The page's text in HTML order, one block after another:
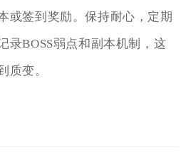
或签到奖励。保持耐心，定期
录BOSS弱点和副本机制，这
质变。